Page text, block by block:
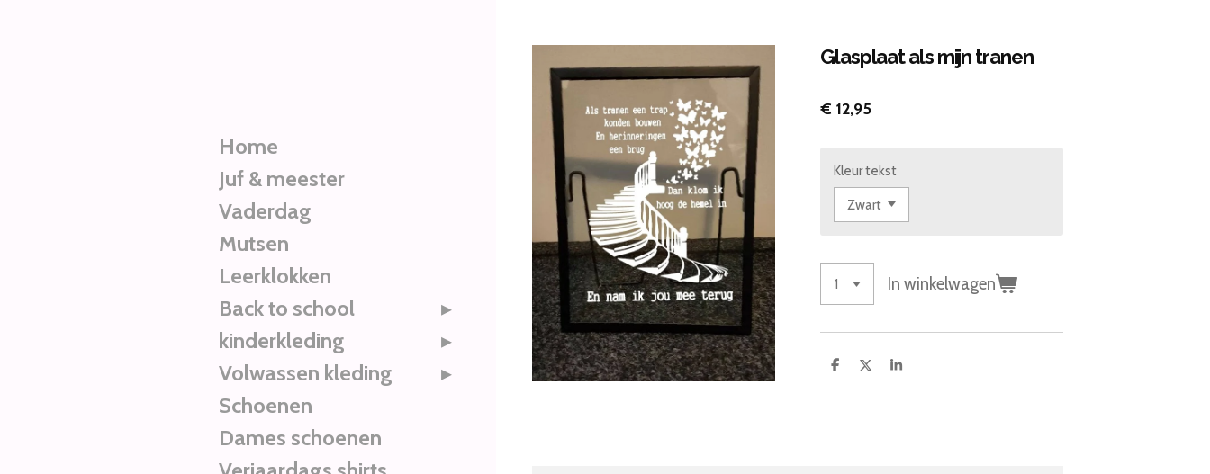
Glasplaat als mijn tranen
€ 12,95
Kleur tekst
In winkelwagen
D
D
S
Home
Juf & meester
Vaderdag
Mutsen
Leerklokken
Back to school
kinderkleding
Volwassen kleding
Schoenen
Dames schoenen